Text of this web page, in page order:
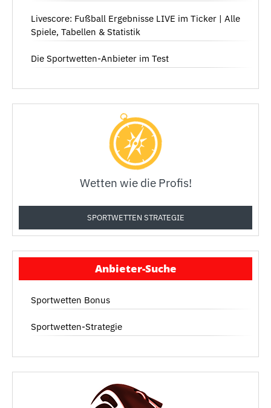
Livescore: Fußball Ergebnisse LIVE im Ticker | Alle
Spiele, Tabellen & Statistik
Die Sportwetten-Anbieter im Test
Wetten wie die Profis!
SPORTWETTEN STRATEGIE
Anbieter-Suche
Sportwetten Bonus
Sportwetten-Strategie